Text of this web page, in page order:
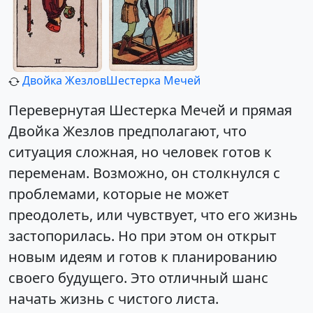
Двойка ЖезловШестерка Мечей
Перевернутая Шестерка Мечей и прямая
Двойка Жезлов предполагают, что
ситуация сложная, но человек готов к
переменам. Возможно, он столкнулся с
проблемами, которые не может
преодолеть, или чувствует, что его жизнь
застопорилась. Но при этом он открыт
новым идеям и готов к планированию
своего будущего. Это отличный шанс
начать жизнь с чистого листа.